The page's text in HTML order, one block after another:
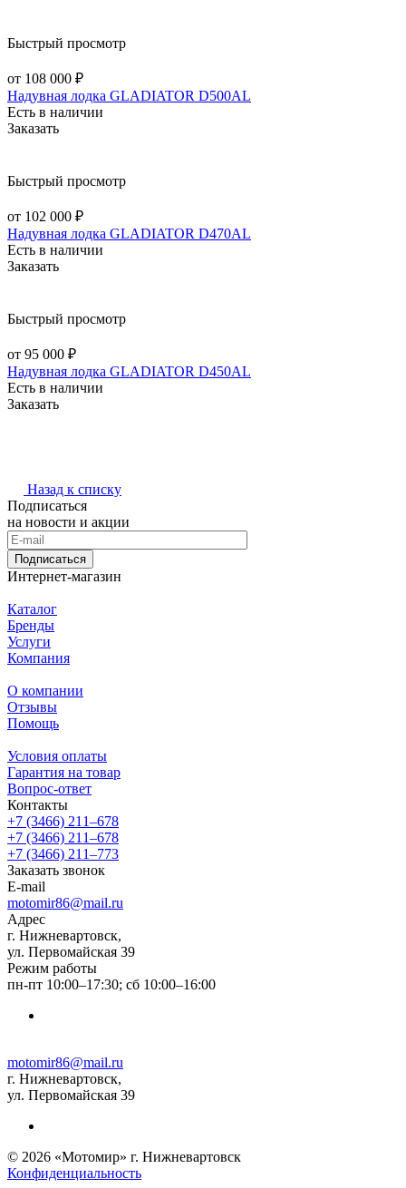
Быстрый просмотр
от 108 000 ₽
Надувная лодка GLADIATOR D500AL
Есть в наличии
Заказать
Быстрый просмотр
от 102 000 ₽
Надувная лодка GLADIATOR D470AL
Есть в наличии
Заказать
Быстрый просмотр
от 95 000 ₽
Надувная лодка GLADIATOR D450AL
Есть в наличии
Заказать
Назад к списку
Подписаться
на новости и акции
Подписаться
Интернет-магазин
Каталог
Бренды
Услуги
Компания
О компании
Отзывы
Помощь
Условия оплаты
Гарантия на товар
Вопрос-ответ
Контакты
+7 (3466) 211‒678
+7 (3466) 211‒678
+7 (3466) 211‒773
Заказать звонок
E-mail
motomir86@mail.ru
Адрес
г. Нижневартовск,
ул. Первомайская 39
Режим работы
пн-пт 10:00–17:30; сб 10:00–16:00
motomir86@mail.ru
г. Нижневартовск,
ул. Первомайская 39
© 2026 «Мотомир» г. Нижневартовск
Конфиденциальность